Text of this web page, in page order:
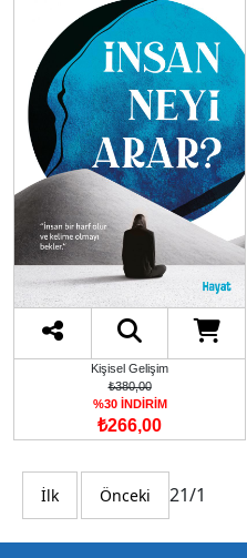
Kişisel Gelişim
₺380,00
%30 İNDİRİM
₺266,00
İlk Önceki 21/1